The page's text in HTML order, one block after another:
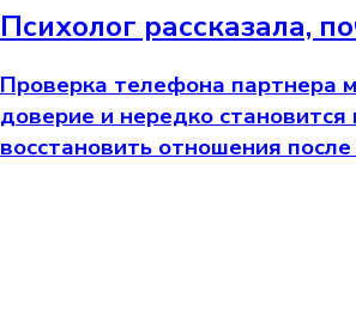
Психолог рассказала,
Проверка телефона партнера
доверие и нередко
восстановить отношения